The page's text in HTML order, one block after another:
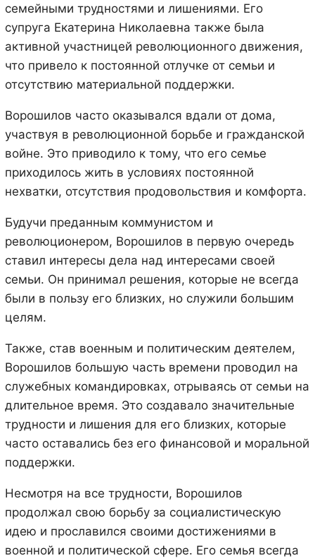
семейными трудностями и лишениями. Его
супруга Екатерина Николаевна также была
активной участницей революционного движения,
что привело к постоянной отлучке от семьи и
отсутствию материальной поддержки.
Ворошилов часто оказывался вдали от дома,
участвуя в революционной борьбе и гражданской
войне. Это приводило к тому, что его семье
приходилось жить в условиях постоянной
нехватки, отсутствия продовольствия и комфорта.
Будучи преданным коммунистом и
революционером, Ворошилов в первую очередь
ставил интересы дела над интересами своей
семьи. Он принимал решения, которые не всегда
были в пользу его близких, но служили большим
целям.
Также, став военным и политическим деятелем,
Ворошилов большую часть времени проводил на
служебных командировках, отрываясь от семьи на
длительное время. Это создавало значительные
трудности и лишения для его близких, которые
часто оставались без его финансовой и моральной
поддержки.
Несмотря на все трудности, Ворошилов
продолжал свою борьбу за социалистическую
идею и прославился своими достижениями в
военной и политической сфере. Его семья всегда